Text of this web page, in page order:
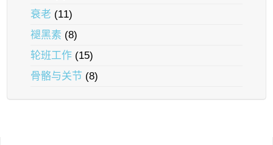
衰老 (11)
褪黑素 (8)
轮班工作 (15)
骨骼与关节 (8)